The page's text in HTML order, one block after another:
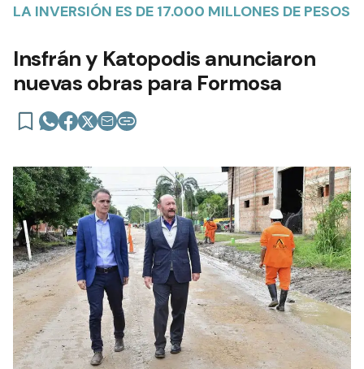
LA INVERSIÓN ES DE 17.000 MILLONES DE PESOS
Insfrán y Katopodis anunciaron
nuevas obras para Formosa